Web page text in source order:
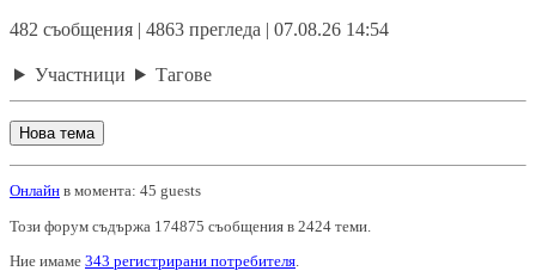
482 съобщения | 4863 прегледа | 07.08.26 14:54
Участници Тагове
Нова тема
Онлайн в момента: 45 guests
Този форум съдържа 174875 съобщения в 2424 теми.
Ние имаме 343 регистрирани потребителя